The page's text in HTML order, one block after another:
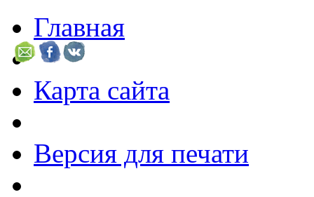
Главная
Карта сайта
Версия для печати